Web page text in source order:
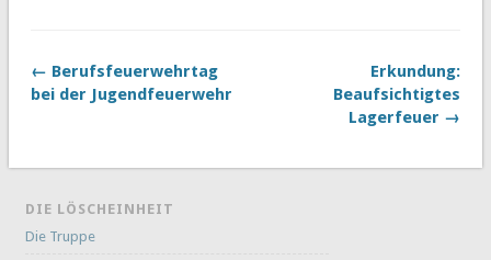
← Berufsfeuerwehrtag
bei der Jugendfeuerwehr
Erkundung:
Beaufsichtigtes
Lagerfeuer →
DIE LÖSCHEINHEIT
Die Truppe